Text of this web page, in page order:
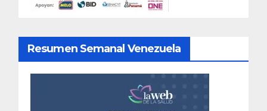
Resumen Semanal Venezuela